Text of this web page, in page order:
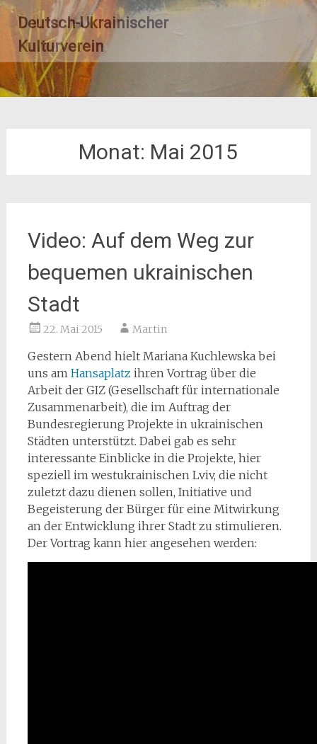
Zum
Inhalt
springen
Deutsch-Ukrainischer
Kulturverein
Monat: Mai 2015
Video: Auf dem Weg zur
bequemen ukrainischen
Stadt
22. Mai 2015 Martin
Gestern Abend hielt Mariana Kuchlewska bei
uns am Hansaplatz ihren Vortrag über die
Arbeit der GIZ (Gesellschaft für internationale
Zusammenarbeit), die im Auftrag der
Bundesregierung Projekte in ukrainischen
Städten unterstützt. Dabei gab es sehr
interessante Einblicke in die Projekte, hier
speziell im westukrainischen Lviv, die nicht
zuletzt dazu dienen sollen, Initiative und
Begeisterung der Bürger für eine Mitwirkung
an der Entwicklung ihrer Stadt zu stimulieren.
Der Vortrag kann hier angesehen werden: